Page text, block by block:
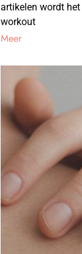
artikelen wordt
workout
Meer